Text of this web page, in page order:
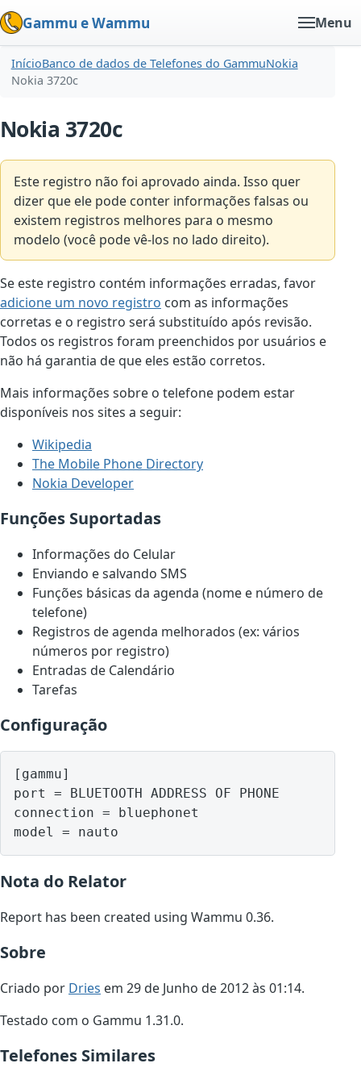
Gammu e Wammu Menu
InícioBanco de dados de Telefones do GammuNokia
Nokia 3720c
Nokia 3720c
Este registro não foi aprovado ainda. Isso quer
dizer que ele pode conter informações falsas ou
existem registros melhores para o mesmo
modelo (você pode vê-los no lado direito).
Se este registro contém informações erradas, favor
adicione um novo registro com as informações
corretas e o registro será substituído após revisão.
Todos os registros foram preenchidos por usuários e
não há garantia de que eles estão corretos.
Mais informações sobre o telefone podem estar
disponíveis nos sites a seguir:
Wikipedia
The Mobile Phone Directory
Nokia Developer
Funções Suportadas
Informações do Celular
Enviando e salvando SMS
Funções básicas da agenda (nome e número de
telefone)
Registros de agenda melhorados (ex: vários
números por registro)
Entradas de Calendário
Tarefas
Configuração
[gammu]
port = BLUETOOTH ADDRESS OF PHONE
connection = bluephonet
model = nauto
Nota do Relator
Report has been created using Wammu 0.36.
Sobre
Criado por Dries em 29 de Junho de 2012 às 01:14.
Testado com o Gammu 1.31.0.
Telefones Similares